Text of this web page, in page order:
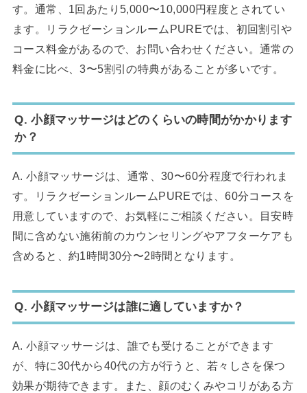
す。通常、1回あたり5,000〜10,000円程度とされてい
ます。リラクゼーションルームPUREでは、初回割引や
コース料金があるので、お問い合わせください。通常の
料金に比べ、3〜5割引の特典があることが多いです。
Q. 小顔マッサージはどのくらいの時間がかかります
か？
A. 小顔マッサージは、通常、30〜60分程度で行われま
す。リラクゼーションルームPUREでは、60分コースを
用意していますので、お気軽にご相談ください。目安時
間に含めない施術前のカウンセリングやアフターケアも
含めると、約1時間30分〜2時間となります。
Q. 小顔マッサージは誰に適していますか？
A. 小顔マッサージは、誰でも受けることができます
が、特に30代から40代の方が行うと、若々しさを保つ
効果が期待できます。また、顔のむくみやコリがある方